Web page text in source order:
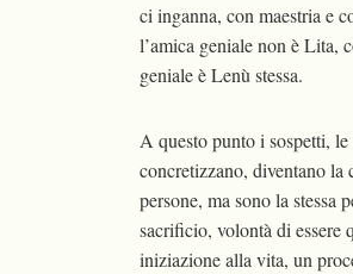
ci inganna, con maestria e
l’amica geniale non è Lita,
geniale è Lenù stessa.
A questo punto i sospetti,
concretizzano, diventano
persone, ma sono la stessa
sacrificio, volontà di essere
iniziazione alla vita, un